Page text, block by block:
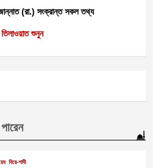
জান্নাত (রা.) সংক্রান্ত সকল তথ্য
শুনুন
বিয়ে-শাদী